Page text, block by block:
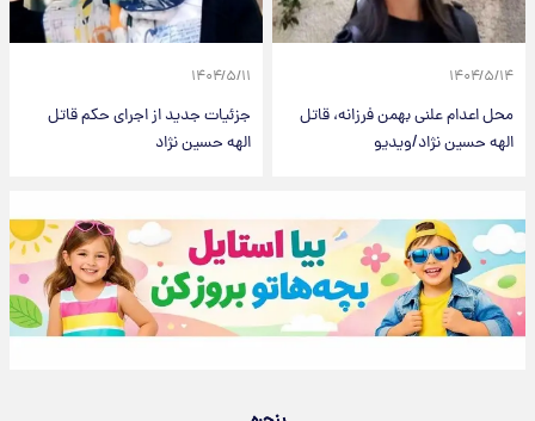
۱۴۰۴/۵/۱۴
محل اعدام علنی بهمن فرزانه، قاتل
الهه حسین نژاد/ویدیو
۱۴۰۴/۵/۱۱
جزئیات جدید از اجرای حکم قاتل
الهه حسین نژاد